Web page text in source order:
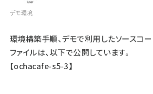
デモ環境
環境構築手順、デモで利用したソースコー
ファイルは、以下で公開しています。
【ochacafe-s5-3】